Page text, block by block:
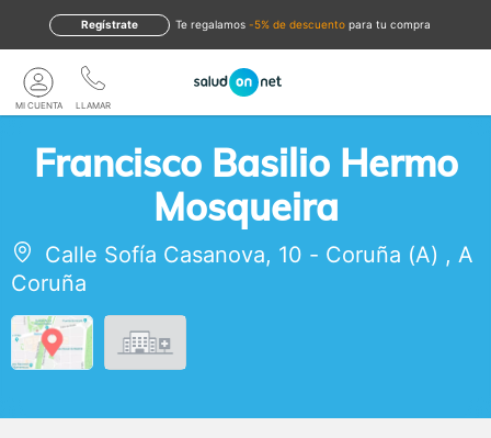
te regalamos -5% de descuento para tu compra
Regístrate
LLAMAR
MI CUENTA
Francisco Basilio Hermo
Mosqueira
Calle Sofía Casanova, 10 - Coruña (A) , A
Coruña